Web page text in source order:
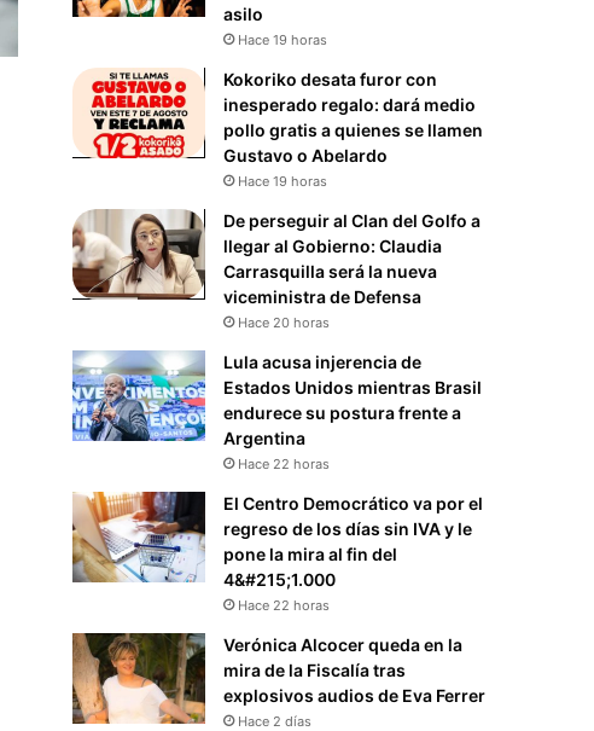
asilo
Hace 19 horas
Kokoriko desata furor con
inesperado regalo: dará medio
pollo gratis a quienes se llamen
Gustavo o Abelardo
Hace 19 horas
De perseguir al Clan del Golfo a
llegar al Gobierno: Claudia
Carrasquilla será la nueva
viceministra de Defensa
Hace 20 horas
Lula acusa injerencia de
Estados Unidos mientras Brasil
endurece su postura frente a
Argentina
Hace 22 horas
El Centro Democrático va por el
regreso de los días sin IVA y le
pone la mira al fin del
4&#215;1.000
Hace 22 horas
Verónica Alcocer queda en la
mira de la Fiscalía tras
explosivos audios de Eva Ferrer
Hace 2 días